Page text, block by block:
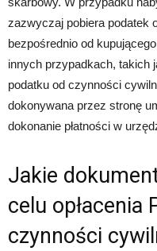
zazwyczaj pobiera podatek
bezpośrednio od
innych przypadkach, takich
podatku od czynności
dokonywana przez stronę
dokonanie płatności w
Jakie
celu opłacenia
czynności